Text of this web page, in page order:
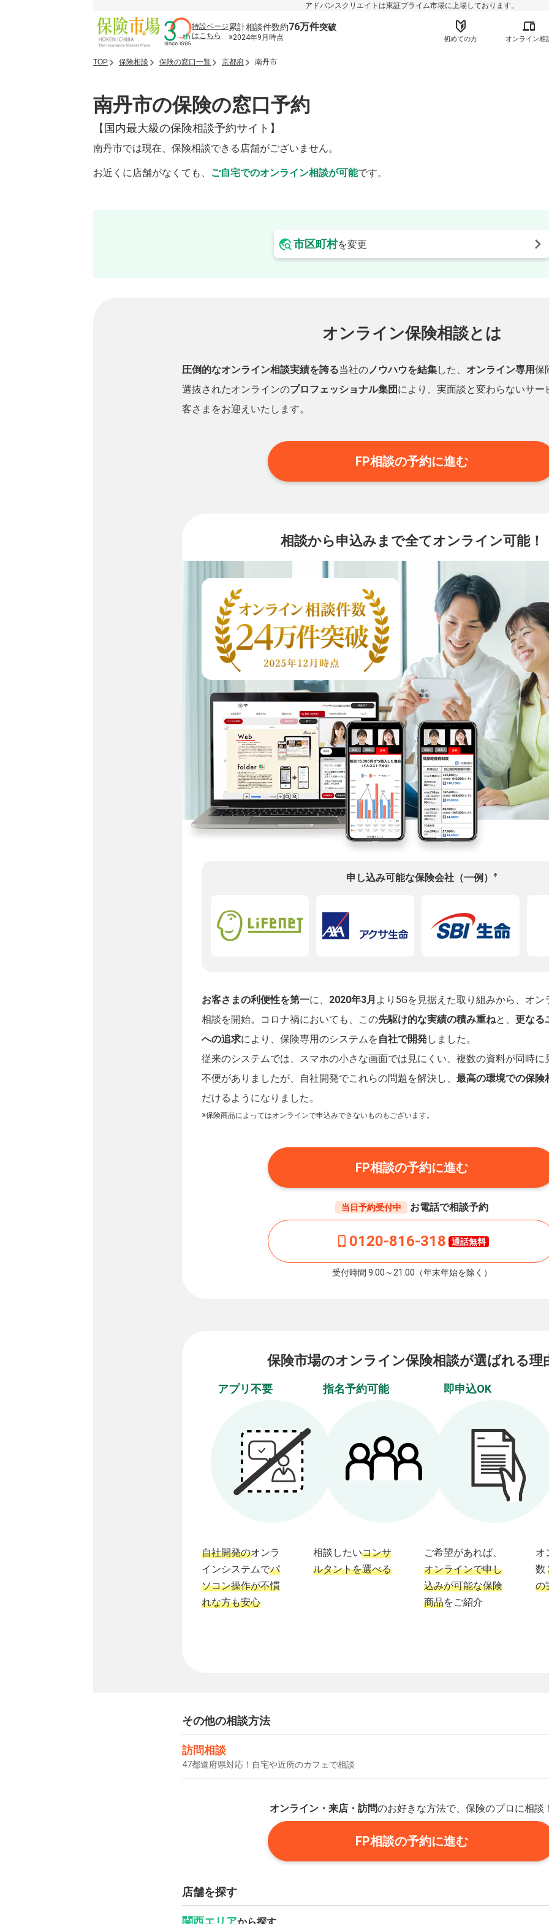
アドバンスクリエイトは東証プライム市場に上場しております。
特設ページ
はこちら
累計相談件数約76万件突破
※2024年9月時点 初めての方 オンライン相
TOP 保険相談 保険の窓口一覧 京都府 南丹市
南丹市の保険の窓口予約
【国内最大級の保険相談予約サイト】
南丹市では現在、保険相談できる店舗がございません。
お近くに店舗がなくても、 ご自宅でのオンライン相談が可能です。
市区町村を変更
オンライン保険相談とは
圧倒的なオンライン相談実績を誇る当社のノウハウを結集した、 オンライン専用保
選抜されたオンラインのプロフェッショナル集団 により、実面談と変わらないサー
客さまをお迎えいたします。
FP相談の予約に進む
相談から申込みまで全てオンライン可能！
申し込み可能な保険会社（一例） ※
お客さまの利便性を第一に、 2020年3月 より5Gを見据えた取り組みから、オン
相談を開始。コロナ禍においても、この先駆け的な実績の積み重ねと、 更なる
への追求により、保険専用のシステムを自社で開発しました。
従来のシステムでは、スマホの小さな画面では見にくい、複数の資料が同時に
不便がありましたが、自社開発でこれらの問題を解決し、 最高の環境での保険
だけるようになりました。
※保険商品によってはオンラインで申込みできないものもございます。
FP相談の予約に進む
当日予約受付中 お電話で相談予約
0120-816-318 通話無料
受付時間 9:00～21:00（年末年始を除く）
保険市場のオンライン保険相談が選ばれる理
アプリ不要
自社開発のオンラ
インシステムでパ
ソコン操作が不慣
れな方も安心
指名予約可能
相談したいコンサ
ルタントを選べる
即申込OK
ご希望があれば、
オンラインで申し
込みが可能な保険
商品をご紹介
オ
数
の
その他の相談方法
訪問相談
47都道府県対応！自宅や近所のカフェで相談
オンライン・来店・訪問のお好きな方法で、保険のプロに相談
FP相談の予約に進む
店舗を探す
関西エリア